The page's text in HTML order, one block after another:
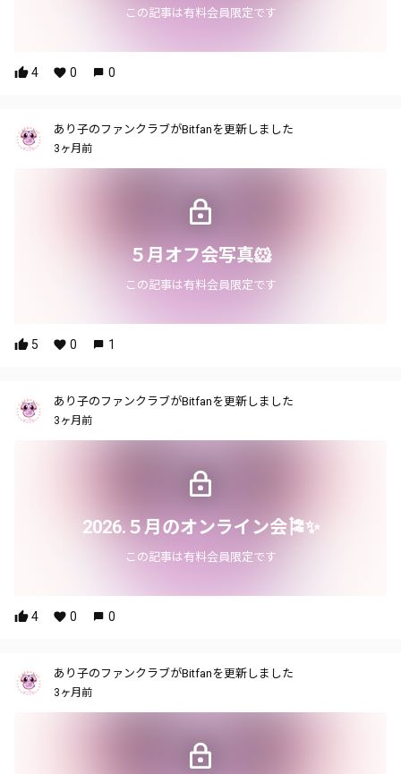
この記事は有料会員限定です
4 0 0
あり子のファンクラブがBitfanを更新しました
3ヶ月前
５月オフ会写真🐹
この記事は有料会員限定です
5 0 1
あり子のファンクラブがBitfanを更新しました
3ヶ月前
2026.５月のオンライン会🎏✨
この記事は有料会員限定です
4 0 0
あり子のファンクラブがBitfanを更新しました
3ヶ月前